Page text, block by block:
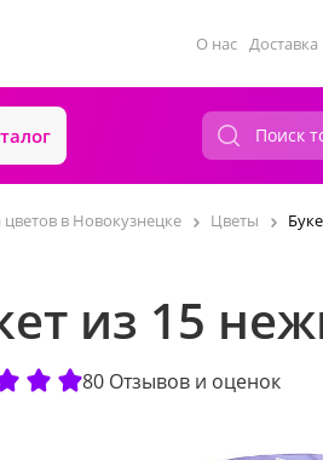
О нас Доставка
цветов в Новокузнецке Цветы
из 15
80 Отзывов и оценок